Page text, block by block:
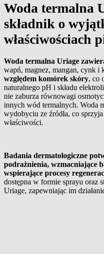
Woda termalna
składnik o
właściwościach
Woda termalna Uriage
wapń, magnez, mangan, cynk i
względem komórek skóry, co
naturalnego pH i składu
nie zaburza równowagi
innych wód termalnych. Woda
wydobyciu ze źródła, co
właściwości.
Badania dermatologiczne
podrażnienia, wzmacniające
wspierające procesy
dostępna w formie sprayu oraz
Uriage, zapewniając im